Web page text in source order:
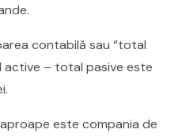
contabilă sau “total
active – total pasive este
este compania de